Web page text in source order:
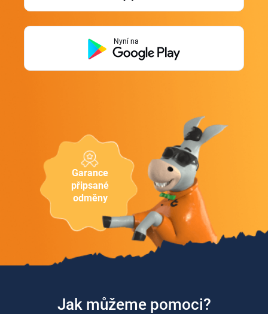
Garance
připsané
odměny
Nyní na
Jak můžeme pomoci?